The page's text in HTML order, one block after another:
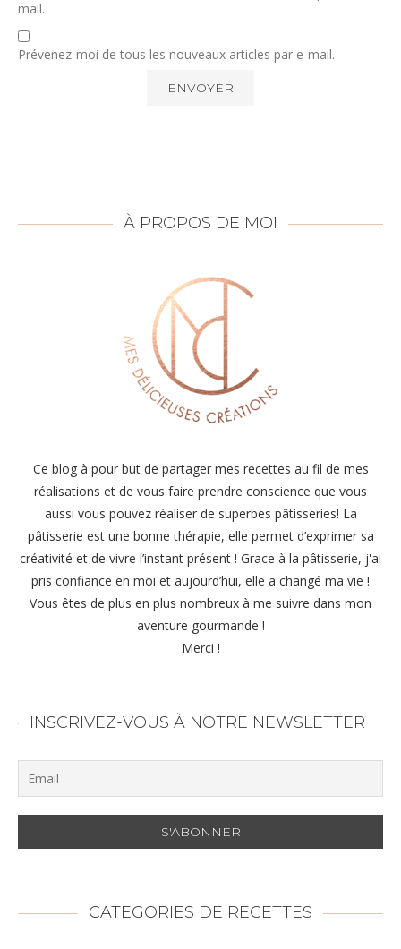
mail.
Prévenez-moi de tous les nouveaux articles par e-mail.
À PROPOS DE MOI
Ce blog à pour but de partager mes recettes au fil de mes
réalisations et de vous faire prendre conscience que vous
aussi vous pouvez réaliser de superbes pâtisseries! La
pâtisserie est une bonne thérapie, elle permet d’exprimer sa
créativité et de vivre l’instant présent ! Grace à la pâtisserie, j'ai
pris confiance en moi et aujourd’hui, elle a changé ma vie !
Vous êtes de plus en plus nombreux à me suivre dans mon
aventure gourmande !
Merci !
INSCRIVEZ-VOUS À NOTRE NEWSLETTER !
CATEGORIES DE RECETTES